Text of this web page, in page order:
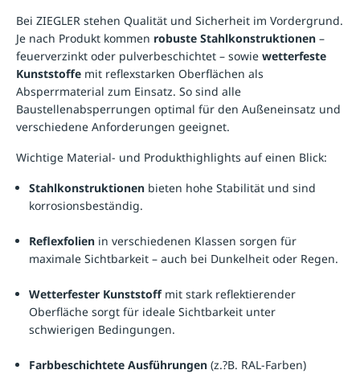
Bei ZIEGLER stehen Qualität und Sicherheit im Vordergrund.
Je nach Produkt kommen robuste Stahlkonstruktionen –
feuerverzinkt oder pulverbeschichtet – sowie wetterfeste
Kunststoffe mit reflexstarken Oberflächen als
Absperrmaterial zum Einsatz. So sind alle
Baustellenabsperrungen optimal für den Außeneinsatz und
verschiedene Anforderungen geeignet.
Wichtige Material- und Produkthighlights auf einen Blick:
Stahlkonstruktionen bieten hohe Stabilität und sind
korrosionsbeständig.
Reflexfolien in verschiedenen Klassen sorgen für
maximale Sichtbarkeit – auch bei Dunkelheit oder Regen.
Wetterfester Kunststoff mit stark reflektierender
Oberfläche sorgt für ideale Sichtbarkeit unter
schwierigen Bedingungen.
Farbbeschichtete Ausführungen (z.?B. RAL-Farben)